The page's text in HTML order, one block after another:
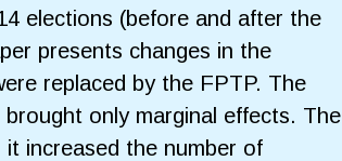
elections (before and after the
presents changes in the
replaced by the FPTP. The
only marginal effects. The
increased the number of